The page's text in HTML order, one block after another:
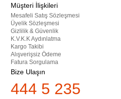
Müşteri İlişkileri
Mesafeli Satış Sözleşmesi
Üyelik Sözleşmesi
Gizlilik & Güvenlik
K.V.K.K Aydınlatma
Kargo Takibi
Alışverişsiz Ödeme
Fatura Sorgulama
Bize Ulaşın
444 5 235